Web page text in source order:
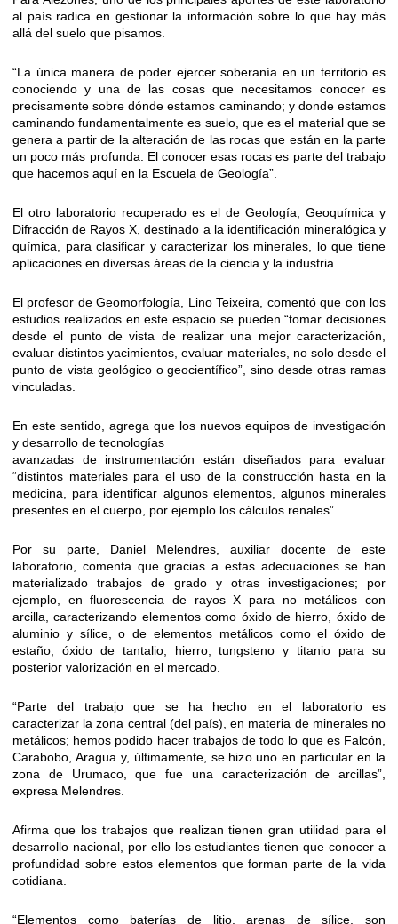
al país radica en gestionar la información sobre lo que hay más
allá del suelo que pisamos.
“La única manera de poder ejercer soberanía en un territorio es
conociendo y una de las cosas que necesitamos conocer es
precisamente sobre dónde estamos caminando; y donde estamos
caminando fundamentalmente es suelo, que es el material que se
genera a partir de la alteración de las rocas que están en la parte
un poco más profunda. El conocer esas rocas es parte del trabajo
que hacemos aquí en la Escuela de Geología”.
El otro laboratorio recuperado es el de Geología, Geoquímica y
Difracción de Rayos X, destinado a la identificación mineralógica y
química, para clasificar y caracterizar los minerales, lo que tiene
aplicaciones en diversas áreas de la ciencia y la industria.
El profesor de Geomorfología, Lino Teixeira, comentó que con los
estudios realizados en este espacio se pueden “tomar decisiones
desde el punto de vista de realizar una mejor caracterización,
evaluar distintos yacimientos, evaluar materiales, no solo desde el
punto de vista geológico o geocientífico”, sino desde otras ramas
vinculadas.
En este sentido, agrega que los nuevos equipos de investigación
y desarrollo de tecnologías
avanzadas de instrumentación están diseñados para evaluar
“distintos materiales para el uso de la construcción hasta en la
medicina, para identificar algunos elementos, algunos minerales
presentes en el cuerpo, por ejemplo los cálculos renales”.
Por su parte, Daniel Melendres, auxiliar docente de este
laboratorio, comenta que gracias a estas adecuaciones se han
materializado trabajos de grado y otras investigaciones; por
ejemplo, en fluorescencia de rayos X para no metálicos con
arcilla, caracterizando elementos como óxido de hierro, óxido de
aluminio y sílice, o de elementos metálicos como el óxido de
estaño, óxido de tantalio, hierro, tungsteno y titanio para su
posterior valorización en el mercado.
“Parte del trabajo que se ha hecho en el laboratorio es
caracterizar la zona central (del país), en materia de minerales no
metálicos; hemos podido hacer trabajos de todo lo que es Falcón,
Carabobo, Aragua y, últimamente, se hizo uno en particular en la
zona de Urumaco, que fue una caracterización de arcillas”,
expresa Melendres.
Afirma que los trabajos que realizan tienen gran utilidad para el
desarrollo nacional, por ello los estudiantes tienen que conocer a
profundidad sobre estos elementos que forman parte de la vida
cotidiana.
“Elementos como baterías de litio, arenas de sílice, son